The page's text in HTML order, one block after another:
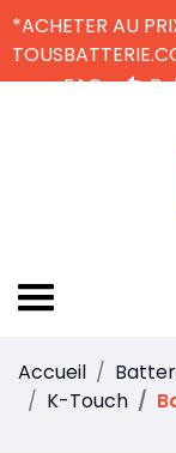
*ACHETER AU
FAQ
Accueil
K-Touch